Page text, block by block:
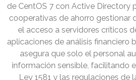
de CentOS 7 con Active Directory
cooperativas de ahorro gestionar
el acceso a servidores críticos
aplicaciones de análisis financiero
asegura que solo el personal
información sensible, facilitando
Ley 1581 y las regulaciones de